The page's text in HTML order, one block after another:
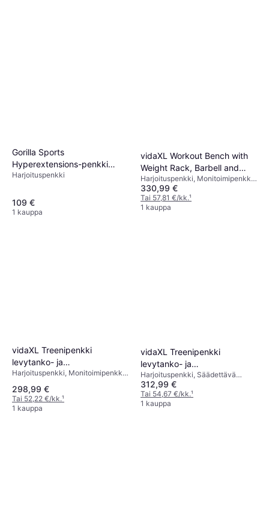
Gorilla Sports
Hyperextensions-penkki
Selkänostopenkki Taitettava
Harjoituspenkki
109 €
1 kauppa
vidaXL Workout Bench with
Weight Rack, Barbell and
Dumbbell Set 60.5kg
Harjoituspenkki, Monitoimipenkki,
Kuormituskapasiteetti (maks) 100
kg
330,99 €
Tai 57,81 €/kk.¹
1 kauppa
vidaXL Treenipenkki
levytanko- ja
käsipainosarjalla, 60.5kg,
47.5x41x133cm
Harjoituspenkki, Monitoimipenkki,
kg
298,99 €
Tai 52,22 €/kk.¹
1 kauppa
vidaXL Treenipenkki
levytanko- ja
käsipainosarjalla, 60.5kg,
115x47x116cm
Harjoituspenkki, Säädettävä
Penkki, Kuormituskapasiteetti
(maks) 100 kg
312,99 €
Tai 54,67 €/kk.¹
1 kauppa